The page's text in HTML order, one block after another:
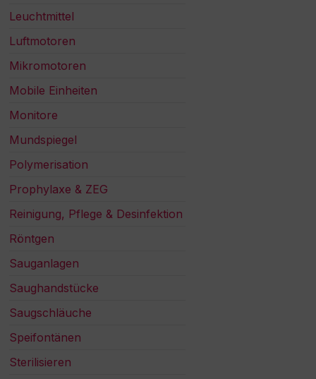
Leuchtmittel
Luftmotoren
Mikromotoren
Mobile Einheiten
Monitore
Mundspiegel
Polymerisation
Prophylaxe & ZEG
Reinigung, Pflege & Desinfektion
Röntgen
Sauganlagen
Saughandstücke
Saugschläuche
Speifontänen
Sterilisieren